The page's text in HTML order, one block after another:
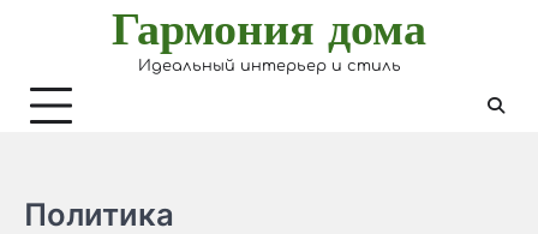
Гармония дома
Идеальный интерьер и стиль
Политика